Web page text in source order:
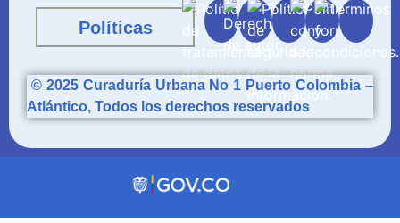
Políticas
© 2025 CuraduríaUrbana No 1 Puerto Colombia –
Atlántico, Todos los derechos reservados